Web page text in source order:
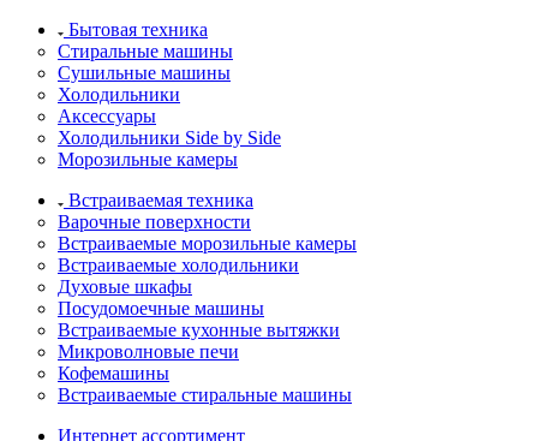
Бытовая техника
Стиральные машины
Сушильные машины
Холодильники
Аксессуары
Холодильники Side by Side
Морозильные камеры
Встраиваемая техника
Варочные поверхности
Встраиваемые морозильные камеры
Встраиваемые холодильники
Духовые шкафы
Посудомоечные машины
Встраиваемые кухонные вытяжки
Микроволновые печи
Кофемашины
Встраиваемые стиральные машины
Интернет ассортимент